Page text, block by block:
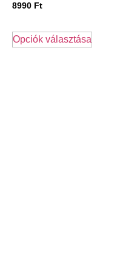
8990 Ft
Opciók választása